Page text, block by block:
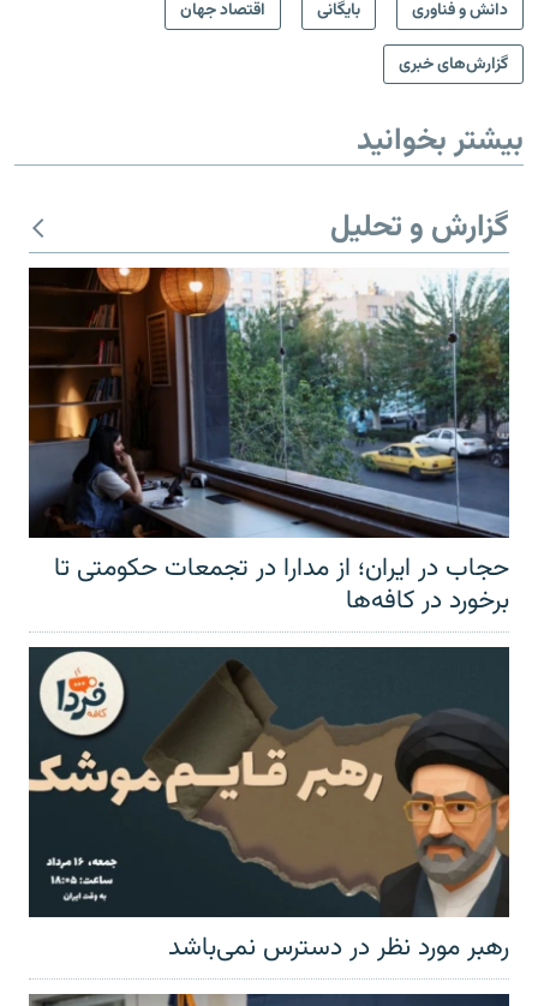
دانش و فناوری بایگانی اقتصاد جهان
گزارش‌های خبری
بیشتر بخوانید
گزارش و تحلیل
حجاب در ایران؛ از مدارا در تجمعات حکومتی تا
برخورد در کافه‌ها
رهبر مورد نظر در دسترس نمی‌باشد